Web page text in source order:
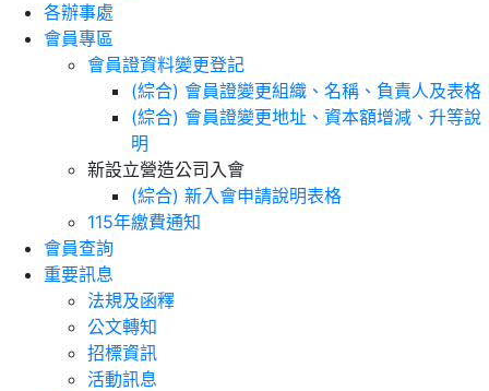
各辦事處
會員專區
會員證資料變更登記
(綜合) 會員證變更組織、名稱、負責人及表格
(綜合) 會員證變更地址、資本額增減、升等說
明
新設立營造公司入會
(綜合) 新入會申請說明表格
115年繳費通知
會員查詢
重要訊息
法規及函釋
公文轉知
招標資訊
活動訊息